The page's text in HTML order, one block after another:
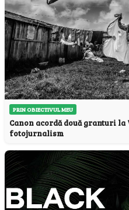
PRIN OBIECTIVUL MEU
Canon acordă două granturi la
fotojurnalism